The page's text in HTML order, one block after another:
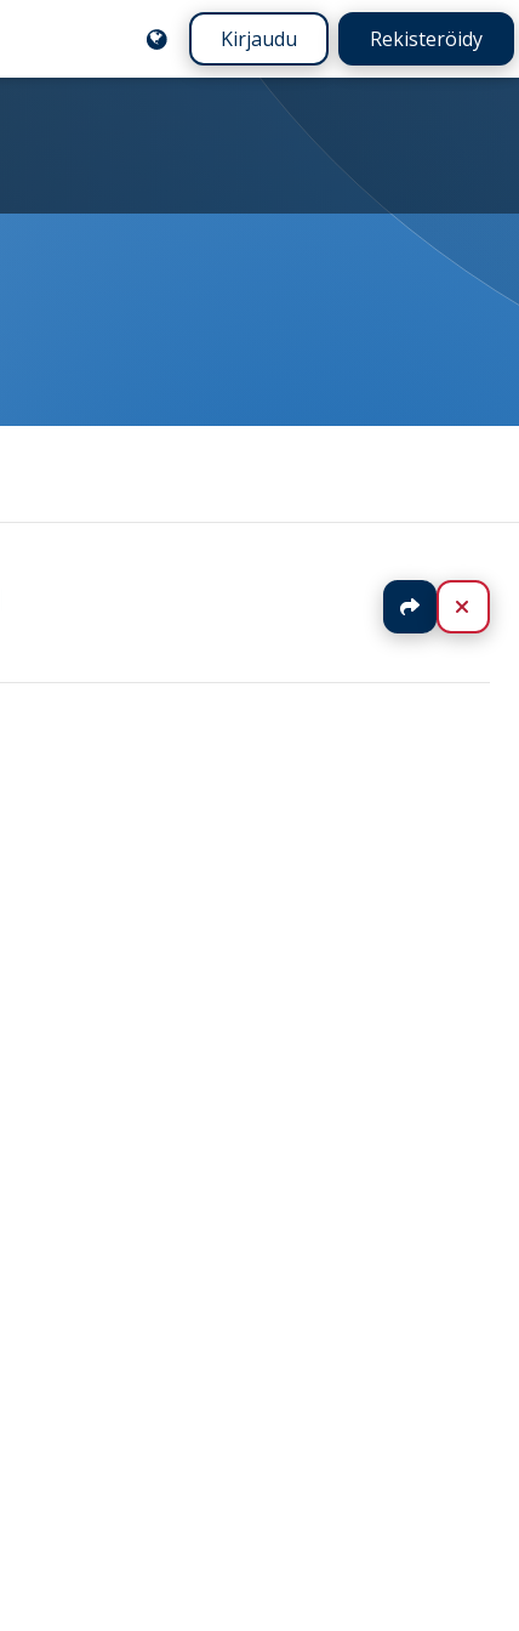
Kirjaudu Rekisteröidy
Jaa